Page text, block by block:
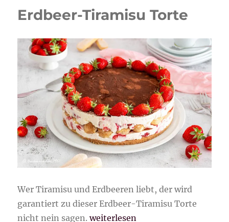
Erdbeer-Tiramisu Torte
Wer Tiramisu und Erdbeeren liebt, der wird
garantiert zu dieser Erdbeer-Tiramisu Torte
nicht nein sagen.„Erdbeer-Tiramisu Torte“
weiterlesen